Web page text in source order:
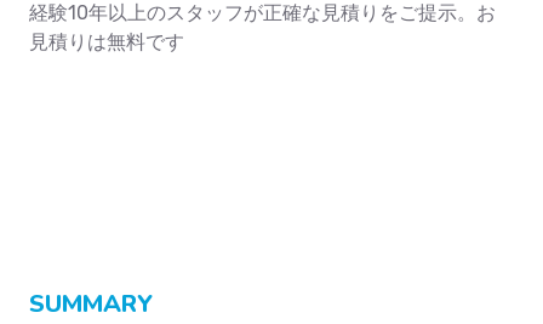
経験10年以上のスタッフが正確な見積りをご提示。お
見積りは無料です
SUMMARY